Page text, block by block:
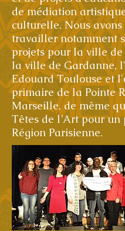
de médiation
culturelle. Nous
travailler notamment
projets pour la ville
la ville de Gardanne,
Edouard Toulouse et
primaire de la Pointe
Marseille, de même
Têtes de l’Art pour un
Région Parisienne.